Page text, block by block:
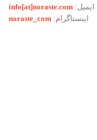
ایمیل: info[at]noraste.com
اینستاگرام: noraste_com